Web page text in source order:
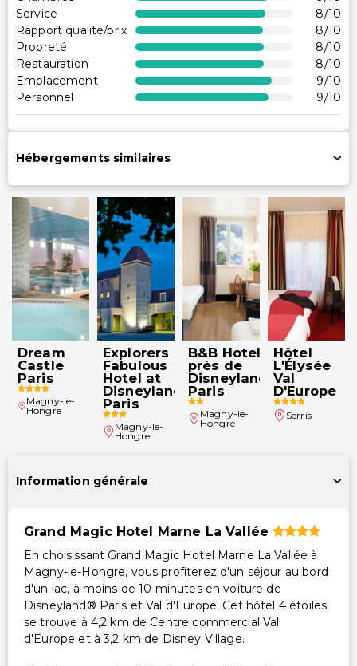
Accessibilité
Accessibilité dans la chambre (dans certaines
chambres)
Réception accessible en fauteuil roulant
Départ express
Coffre-fort à la réception
Service de ménage sur demande
Personnel multilingue
Service de blanchisserie
Service de blanchisserie/nettoyage à sec
Service
8/10
Rapport qualité/prix
8/10
Propreté
8/10
Restauration
8/10
Emplacement
9/10
Personnel
9/10
Hébergements similaires
Dream
Castle
Paris
Magny-le-
Hongre
Explorers
Fabulous
Hotel at
Disneyland®
Paris
Magny-le-
Hongre
B&B Hotel
près de
Disneyland®
Paris
Magny-le-
Hongre
Hôtel
L'Élysée
Val
D'Europe
Serris
Information générale
Grand Magic Hotel Marne La Vallée
En choisissant Grand Magic Hotel Marne La Vallée à
Magny-le-Hongre, vous profiterez d'un séjour au bord
d'un lac, à moins de 10 minutes en voiture de
Disneyland® Paris et Val d'Europe. Cet hôtel 4 étoiles
se trouve à 4,2 km de Centre commercial Val
d'Europe et à 3,2 km de Disney Village.